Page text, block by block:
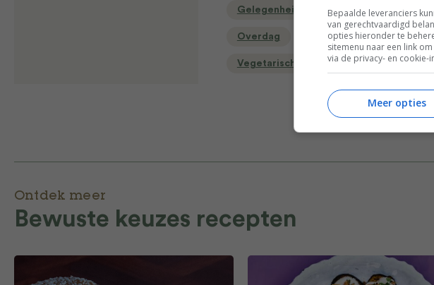
Gelegenheid Groente recepten
Overdag Recepten Seizoen
Vegetarische recepten Venkel
Ontdek meer
Bewuste keuzes recepten
Bepaalde leveranciers
van gerechtvaardigd
opties hieronder te
sitemenu naar een link
via de privacy- en cookie-
Meer opties